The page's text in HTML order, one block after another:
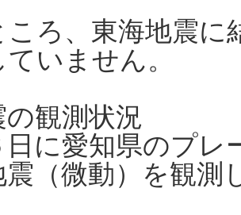
ころ、東海地震
いません。
の観測状況
日に愛知県のプ
震（微動）を観測